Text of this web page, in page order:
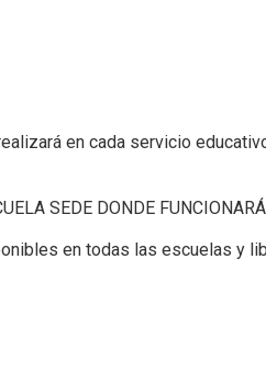
en cada servicio
SEDE DONDE
en todas las escuelas y